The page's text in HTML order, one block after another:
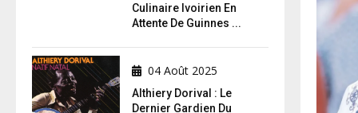
Culinaire Ivoirien En
Attente De Guinnes ...
04 Août 2025
Althiery Dorival : Le
Dernier Gardien Du